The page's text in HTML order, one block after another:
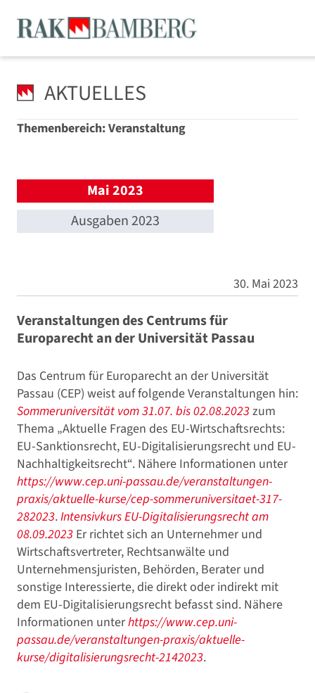
AKTUELLES
Themenbereich: Veranstaltung
Mai 2023
Ausgaben 2023
30. Mai 2023
Veranstaltungen des Centrums für
Europarecht an der Universität Passau
Das Centrum für Europarecht an der Universität
Passau (CEP) weist auf folgende Veranstaltungen hin:
Sommeruniversität vom 31.07. bis 02.08.2023zum
Thema „Aktuelle Fragen des EU-Wirtschaftsrechts:
EU-Sanktionsrecht, EU-Digitalisierungsrecht und EU-
Nachhaltigkeitsrecht“. Nähere Informationen unter
https://www.cep.uni-passau.de/veranstaltungen-
praxis/aktuelle-kurse/cep-sommeruniversitaet-317-
282023.Intensivkurs EU-Digitalisierungsrecht am
08.09.2023 Er richtet sich an Unternehmer und
Wirtschaftsvertreter, Rechtsanwälte und
Unternehmensjuristen, Behörden, Berater und
sonstige Interessierte, die direkt oder indirekt mit
dem EU-Digitalisierungsrecht befasst sind. Nähere
Informationen unterhttps://www.cep.uni-
passau.de/veranstaltungen-praxis/aktuelle-
kurse/digitalisierungsrecht-2142023.